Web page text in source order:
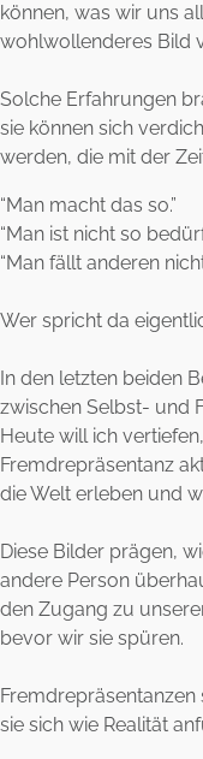
können, was wir uns
wohlwollenderes Bild
Solche Erfahrungen
sie können sich
werden, die mit der
“Man macht das so.”
“Man ist nicht so
“Man fällt anderen
Wer spricht da
In den letzten beiden
zwischen Selbst- und
Heute will ich
Fremdrepräsentanz
die Welt erleben und
Diese Bilder prägen,
andere Person
den Zugang zu
bevor wir sie spüren.
sie sich wie Realität